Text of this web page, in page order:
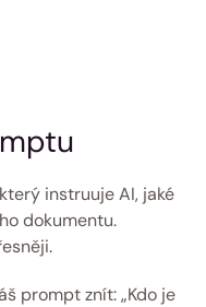
instruuje AI, jaké
dokumentu.
prompt znít: „Kdo je